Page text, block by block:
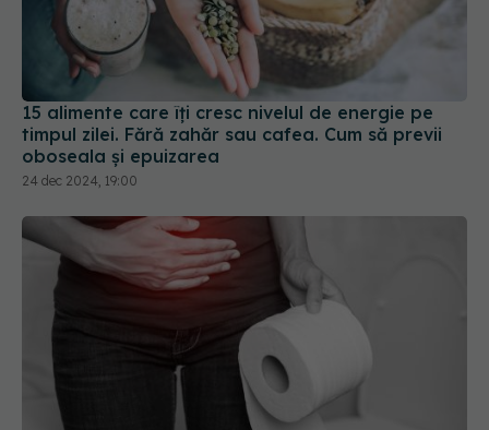
15 alimente care îți cresc nivelul de energie pe
timpul zilei. Fără zahăr sau cafea. Cum să previi
oboseala și epuizarea
24 dec 2024, 19:00